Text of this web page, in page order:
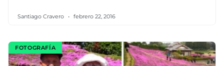
Santiago Cravero febrero 22, 2016
FOTOGRAFÍA